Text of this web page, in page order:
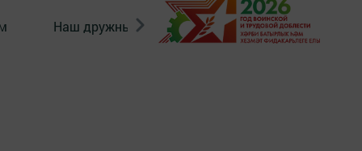
Наш дружный коллектив Документы